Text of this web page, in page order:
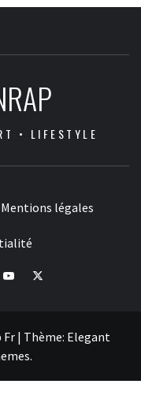
• LIFESTYLE
Mentions légales
Youtube
X
Fr| Thème: Elegant
.